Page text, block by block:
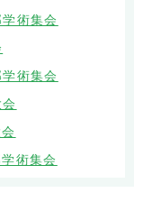
術集会
術集会
術集会